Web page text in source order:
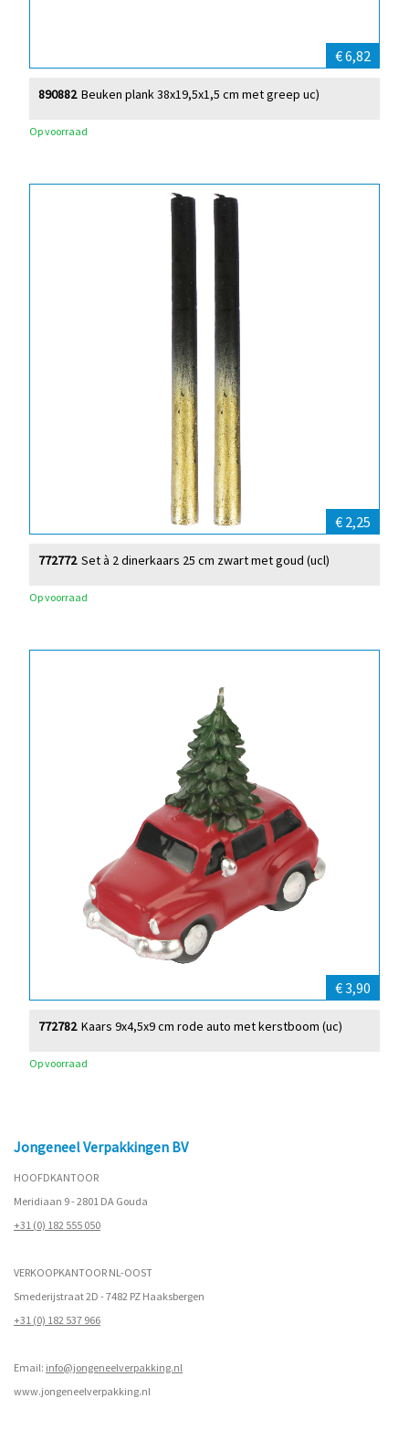
€ 6,82
Beuken plank 38x19,5x1,5 cm met greep uc)
890882
Op voorraad
€ 2,25
Set à 2 dinerkaars 25 cm zwart met goud (ucl)
772772
Op voorraad
€ 3,90
Kaars 9x4,5x9 cm rode auto met kerstboom (uc)
772782
Op voorraad
Jongeneel Verpakkingen BV
HOOFDKANTOOR
Meridiaan 9 - 2801 DA Gouda
+31 (0) 182 555 050
VERKOOPKANTOOR NL-OOST
Smederijstraat 2D - 7482 PZ Haaksbergen
+31 (0) 182 537 966
Email: info@jongeneelverpakking.nl
www.jongeneelverpakking.nl